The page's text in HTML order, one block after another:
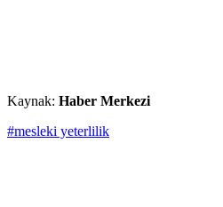
Kaynak: Haber Merkezi
#mesleki yeterlilik